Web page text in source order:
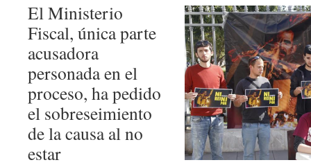
El Ministerio
Fiscal, única parte
acusadora
personada en el
proceso, ha pedido
el sobreseimiento
de la causa al no
estar